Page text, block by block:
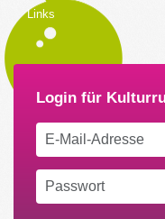
Links